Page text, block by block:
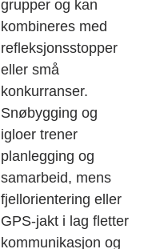
grupper og kan
kombineres med
refleksjonsstopper
eller små
konkurranser.
Snøbygging og
igloer trener
planlegging og
samarbeid, mens
fjellorientering eller
GPS-jakt i lag fletter
kommunikasjon og